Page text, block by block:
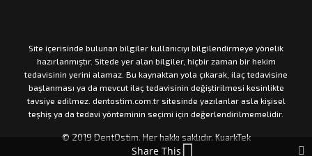
Site içerisinde bulunan bilgiler kullanıcıyı bilgilendirmeye yönelik
hazırlanmıştır. Sitede yer alan bilgiler, hiçbir zaman bir hekim
tedavisinin yerini alamaz. Bu kaynaktan yola çıkarak, ilaç tedavisine
başlanması ya da mevcut ilaç tedavisinin değiştirilmesi kesinlikte
tavsiye edilmez. dentostim.com.tr sitesinde yazılanlar asla kişisel
teşhiş ya da tedavi yönteminin seçimi için değerlendirilmemelidir.
© 2019 DentOstim. Her hakkı saklıdır. KuarkTek
Share This